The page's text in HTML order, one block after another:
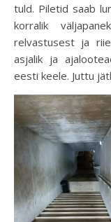
tuld. Piletid saab
korralik
relvastusest ja
asjalik ja
eesti keele. Juttu